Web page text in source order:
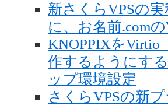
新さくらVPSの
に、お名前.com
KNOPPIXをVirtio
作するようにす
ップ環境設定
さくらVPSの新